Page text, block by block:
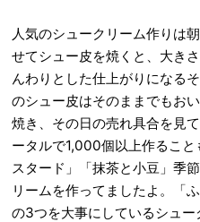
人気のシュークリーム作りは
せてシュー皮を焼くと、大き
んわりとした仕上がりになる
のシュー皮はそのままでもお
焼き、その日の売れ具合を見
ータルで1,000個以上作るこ
スタード」「抹茶と小豆」季
リームを作ってましたよ。「
の3つを大事にしているシュ